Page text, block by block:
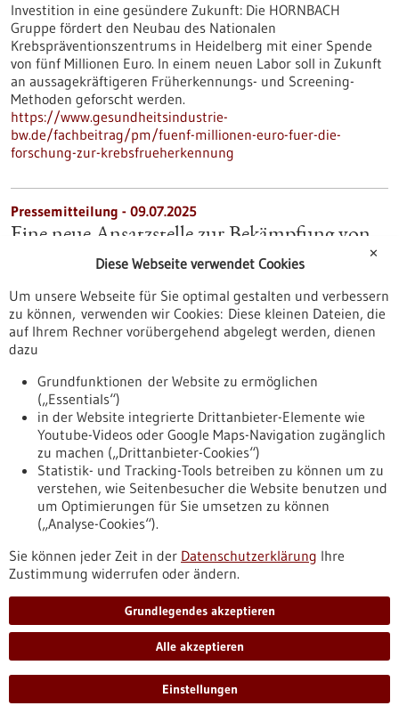
Investition in eine gesündere Zukunft: Die HORNBACH
Gruppe fördert den Neubau des Nationalen
Krebspräventionszentrums in Heidelberg mit einer Spende
von fünf Millionen Euro. In einem neuen Labor soll in Zukunft
an aussagekräftigeren Früherkennungs- und Screening-
Methoden geforscht werden.
https://www.gesundheitsindustrie-
bw.de/fachbeitrag/pm/fuenf-millionen-euro-fuer-die-
forschung-zur-krebsfrueherkennung
Pressemitteilung - 09.07.2025
Eine neue Ansatzstelle zur Bekämpfung von
Krebs- und Viruserkrankungen
Konstanzer BiologInnen hat einen molekularen Mechanismus
entschlüsselt, der die Aktivität sogenannter N-
Myristoyltransferasen reguliert. Diese Enzyme spielen in
biologischen Signalwegen eine Rolle, deren Fehlregulation
zur Entstehung schwerer Krankheiten führen kann.
https://www.gesundheitsindustrie-
bw.de/fachbeitrag/pm/eine-neue-ansatzstelle-zur-
bekaempfung-von-krebs-und-viruserkrankungen
Pressemitteilung - 10.07.2025
Sichere Klassifizierung von Hirntumoren
trotz kleiner Gewebemengen oder begrenzter
Zeit
Wissenschaftlerinnen und Wissenschaftler der Medizinischen
Fakultät der Universität Heidelberg haben neue
Analysemethoden für besondere Herausforderungen der
Tumordiagnostik entwickelt: Eine liefert bereits im
begrenzten zeitlichen Rahmen einer Hirn-OP Informationen
für die Einordnung der Tumoren. Die andere könnte mit Hilfe
von KI die Genauigkeit der Klassifizierung verbessern, wenn
nur wenig Tumormaterial für die Auswertung vorliegt.
✕
Diese Webseite verwendet Cookies
Um unsere Webseite für Sie optimal gestalten und verbessern
zu können, verwenden wir Cookies: Diese kleinen Dateien, die
auf Ihrem Rechner vorübergehend abgelegt werden, dienen
dazu
Grundfunktionen der Website zu ermöglichen
(„Essentials“)
in der Website integrierte Drittanbieter-Elemente wie
Youtube-Videos oder Google Maps-Navigation zugänglich
zu machen („Drittanbieter-Cookies“)
Statistik- und Tracking-Tools betreiben zu können um zu
verstehen, wie Seitenbesucher die Website benutzen und
um Optimierungen für Sie umsetzen zu können
(„Analyse-Cookies“).
Sie können jeder Zeit in der Datenschutzerklärung Ihre
Zustimmung widerrufen oder ändern.
Grundlegendes akzeptieren
Alle akzeptieren
Einstellungen